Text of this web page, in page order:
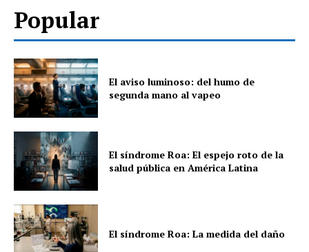
Popular
El aviso luminoso: del humo de
segunda mano al vapeo
El síndrome Roa: El espejo roto de la
salud pública en América Latina
El síndrome Roa: La medida del daño